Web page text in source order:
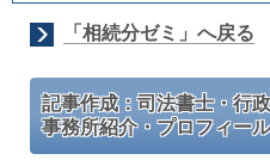
「相続分ゼミ」へ戻る
記事作成：司法書士・行
事務所紹介・プロフィー